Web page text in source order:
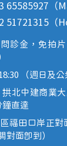
65585927（
51721315（
診金，免拍
（週日及公
北中建商業
鐘直達
福田口岸正對
對面即到）